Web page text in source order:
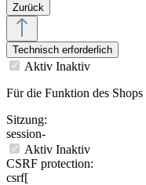
Zurück
Technisch erforderlich
Aktiv Inaktiv
Für die Funktion des
Sitzung:
session-
Aktiv Inaktiv
CSRF protection:
csrf[